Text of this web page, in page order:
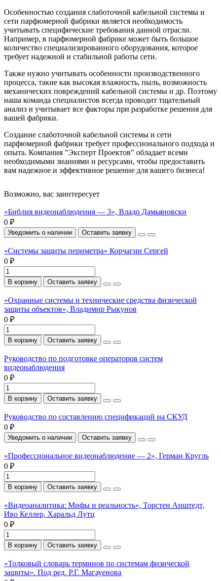
Особенностью создания слаботочной кабельной системы и
сети парфюмерной фабрики является необходимость
учитывать специфические требования данной отрасли.
Например, в парфюмерной фабрике может быть большое
количество специализированного оборудования, которое
требует надежной и стабильной работы сети.
Также нужно учитывать особенности производственного
процесса, такие как высокая влажность, пыль, возможность
механических повреждений кабельной системы и др. Поэтому
наша команда специалистов всегда проводит тщательный
анализ и учитывает все факторы при разработке решения для
вашей фабрики.
Создание слаботочной кабельной системы и сети
парфюмерной фабрики требует профессионального подхода и
опыта. Компания "Эксперт Проектов" обладает всеми
необходимыми знаниями и ресурсами, чтобы предоставить
вам надежное и эффективное решение для вашего бизнеса!
Возможно, вас заинтересует
«Библия видеонаблюдения — 3», Владо Дамьяновски
0 ₽
Уведомить о наличии Оставить заявку
«Системы защиты периметра» Корчагин Сергей
0 ₽
В корзину Оставить заявку
«Охранные системы и технические средства физической
защиты объектов», Владимир Рыкунов
0 ₽
В корзину Оставить заявку
Руководство по подготовке операторов систем
видеонаблюдения
0 ₽
В корзину Оставить заявку
Руководство по составлению спецификаций на СКУД
0 ₽
Уведомить о наличии Оставить заявку
«Профессиональное видеонаблюдение — 2», Герман Кругль
0 ₽
В корзину Оставить заявку
«Видеоаналитика: Мифы и реальность», Торстен Анштедт,
Иво Келлер, Харальд Лутц
0 ₽
В корзину Оставить заявку
«Толковый словарь терминов по системам физической
защиты». Под ред. Р.Г. Магауенова